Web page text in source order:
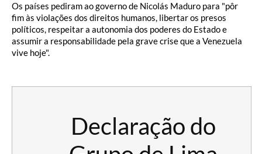
Os países pediram ao governo de Nicolás Maduro para "pôr
fim às violações dos direitos humanos, libertar os presos
políticos, respeitar a autonomia dos poderes do Estado e
assumir a responsabilidade pela grave crise que a Venezuela
vive hoje".
Declaração do